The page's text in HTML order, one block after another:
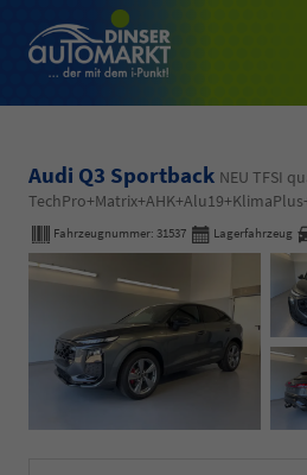
Audi Q3 Sportback NEU TFSI
Fahrzeugnummer: 31537 Lagerfahrzeug